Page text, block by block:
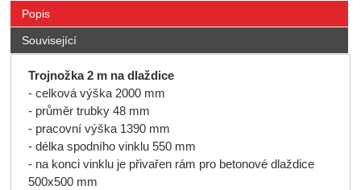
Popis
Související
Trojnožka 2 m na dlaždice
- celková výška 2000 mm
- průměr trubky 48 mm
- pracovní výška 1390 mm
- délka spodního vinklu 550 mm
- na konci vinklu je přivařen rám pro betonové dlaždice
500x500 mm